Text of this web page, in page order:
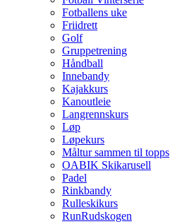
Fotballens uke
Friidrett
Golf
Gruppetrening
Håndball
Innebandy
Kajakkurs
Kanoutleie
Langrennskurs
Løp
Løpekurs
Måltur sammen til topps
OABIK Skikarusell
Padel
Rinkbandy
Rulleskikurs
RunRudskogen